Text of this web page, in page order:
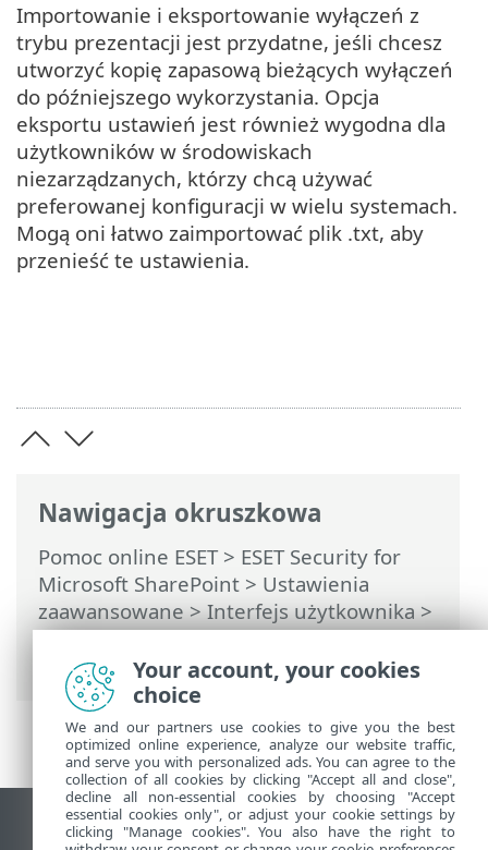
Nawigacja okruszkowa
Pomoc online ESET> ESET Security for
Microsoft SharePoint > Ustawienia
zaawansowane>Interfejs użytkownika>
Tryb prezentacji> Aplikacje wyłączone z
trybu prezentacji
Importowanie i eksportowanie wyłączeń z
trybu prezentacji jest przydatne, jeśli chcesz
utworzyć kopię zapasową bieżących wyłączeń
do późniejszego wykorzystania. Opcja
eksportu ustawień jest również wygodna dla
użytkowników w środowiskach
niezarządzanych, którzy chcą używać
preferowanej konfiguracji w wielu systemach.
Mogą oni łatwo zaimportować plik .txt, aby
przenieść te ustawienia.
Wyświetl witrynę internetową dla
Your account, your cookies
choice
We and our partners use cookies to give you the best
optimized online experience, analyze our website traffic,
and serve you with personalized ads. You can agree to the
collection of all cookies by clicking "Accept all and close",
decline all non-essential cookies by choosing "Accept
essential cookies only", or adjust your cookie settings by
clicking "Manage cookies". You also have the right to